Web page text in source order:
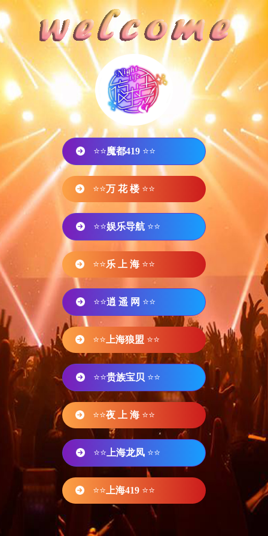
⭐⭐魔都419 ⭐⭐
⭐⭐万 花 楼 ⭐⭐
⭐⭐娱乐导航 ⭐⭐
⭐⭐乐 上 海 ⭐⭐
⭐⭐逍 遥 网 ⭐⭐
⭐⭐ 上海狼盟 ⭐⭐
⭐⭐贵族宝贝 ⭐⭐
⭐⭐夜 上 海 ⭐⭐
⭐⭐ 上海龙凤 ⭐⭐
⭐⭐ 上海419 ⭐⭐